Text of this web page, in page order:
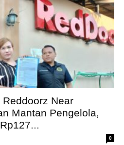
Near
Mantan Pengelola,
0